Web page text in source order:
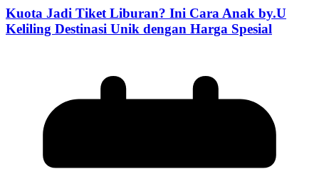
Kuota Jadi Tiket Liburan? Ini Cara Anak by.U
Keliling Destinasi Unik dengan Harga Spesial